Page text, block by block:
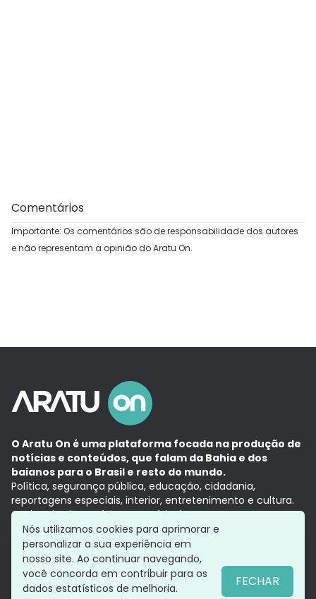
Comentários
Importante: Os comentários são de responsabilidade dos autores
e não representam a opinião do Aratu On.
O Aratu On é uma plataforma focada na produção de
notícias e conteúdos, que falam da Bahia e dos
baianos para o Brasil e resto do mundo.
Política, segurança pública, educação, cidadania,
reportagens especiais, interior, entretenimento e cultura.
Aqui, tudo vira notícia e a notícia é no tempo presente,
com a credibilidade do Grupo Aratu.
Grupo Aratu
Política de privacidade
Siga-nos
Nós utilizamos cookies para aprimorar e
personalizar a sua experiência em
nosso site. Ao continuar navegando,
você concorda em contribuir para os
dados estatísticos de melhoria.
FECHAR